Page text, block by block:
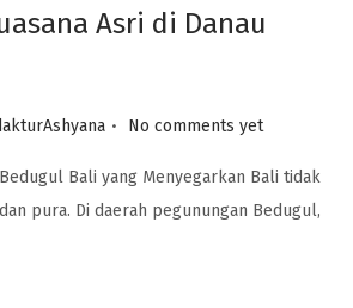
Asri di Danau
. No comments yet
Bali yang Menyegarkan Bali tidak
pura. Di daerah pegunungan Bedugul,